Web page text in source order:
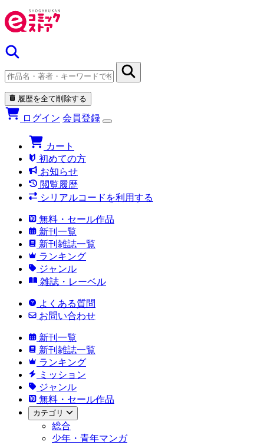
履歴を全て削除する
ログイン 会員登録
カート
初めての方
お知らせ
閲覧履歴
シリアルコードを利用する
無料・セール作品
新刊一覧
新刊雑誌一覧
ランキング
ジャンル
雑誌・レーベル
よくある質問
お問い合わせ
新刊一覧
新刊雑誌一覧
ランキング
ミッション
ジャンル
無料・セール作品
カテゴリ
総合
少年・青年マンガ